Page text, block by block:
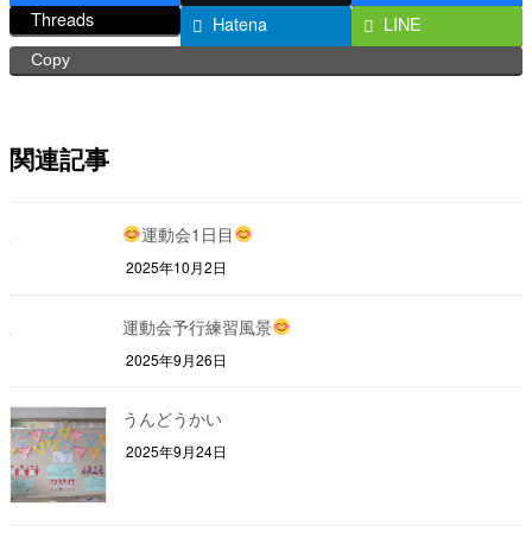
Threads
Hatena LINE
Copy
関連記事
運動会1日目
2025年10月2日
運動会予行練習風景
2025年9月26日
うんどうかい
2025年9月24日